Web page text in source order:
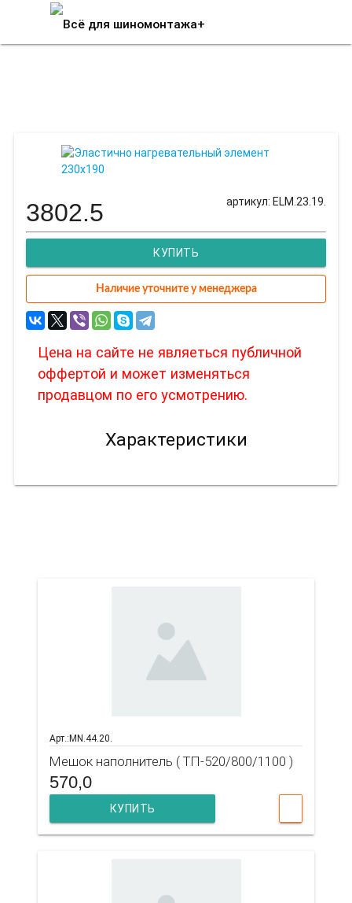
артикул: ELM.23.19.
3802.5
КУПИТЬ
Наличие уточните у менеджера
Цена на сайте не являеться публичной
оффертой и может изменяться
продавцом по его усмотрению.
Характеристики
Арт.:MN.44.20.
Мешок наполнитель ( ТП-520/800/1100 )
570,0
КУПИТЬ